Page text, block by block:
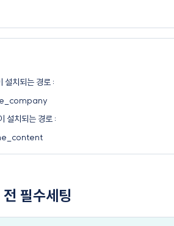
설치되는 경로 :
설치되는 경로 :
필수세팅